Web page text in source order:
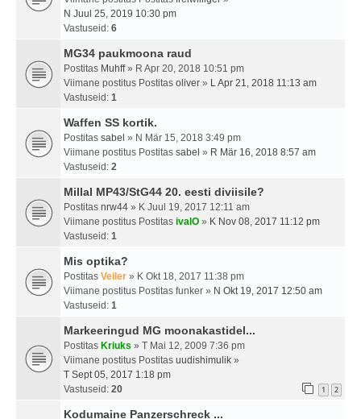
N Juul 25, 2019 10:30 pm
Vastuseid: 6
MG34 paukmoona raud
Postitas Muhff» R Apr 20, 2018 10:51 pm
Viimane postitus Postitas oliver » L Apr 21, 2018 11:13 am
Vastuseid: 1
Waffen SS kortik.
Postitas sabel » N Mär 15, 2018 3:49 pm
Viimane postitus Postitas sabel » R Mär 16, 2018 8:57 am
Vastuseid: 2
Millal MP43/StG44 20. eesti diviisile?
Postitas nrw44 » K Juul 19, 2017 12:11 am
Viimane postitus Postitas ivalO » K Nov 08, 2017 11:12 pm
Vastuseid: 1
Mis optika?
Postitas Veiler » K Okt 18, 2017 11:38 pm
Viimane postitus Postitas funker » N Okt 19, 2017 12:50 am
Vastuseid: 1
Markeeringud MG moonakastidel...
Postitas Kriuks » T Mai 12, 2009 7:36 pm
Viimane postitus Postitas uudishimulik »
T Sept 05, 2017 1:18 pm
Vastuseid: 20 1 2
Kodumaine Panzerschreck ...